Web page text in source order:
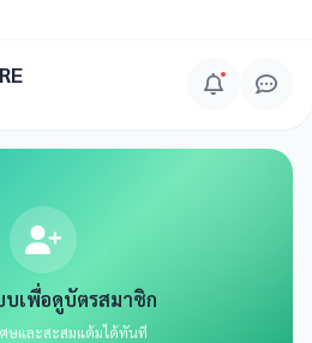
บเพื่อดูบัตรสมาชิก
ษและสะสมแต้มได้ทันที